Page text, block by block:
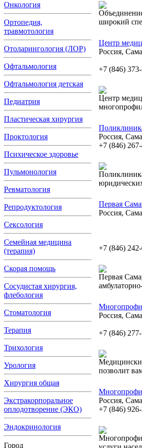
Онкология
Ортопедия,
травмотология
Отоларингология (ЛОР)
Офтальмология
Офтальмология детская
Педиатрия
Пластическая хирургия
Проктология
Психическое здоровье
Пульмонология
Ревматология
Репродуктология
Сексология
Семейная медицина
(терапия)
Скорая помощь
Сосудистая хирургия,
флебология
Стоматология
Терапия
Трихология
Урология
Хирургия общая
Экстракорпоральное
оплодотворение (ЭКО)
Эндокринология
Город
широкий
Центр
Россия,
+7 (846)
Центр
Россия,
+7 (846) 267-
Первая
Россия,
+7 (846)
Первая
Россия,
+7 (846)
позволит
Россия,
+7 (846)